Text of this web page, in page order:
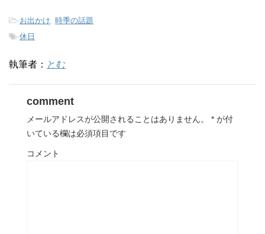
-お出かけ 時季の話題
-休日
執筆者： とむ
comment
メールアドレスが公開されることはありません。 * が付
いている欄は必須項目です
コメント